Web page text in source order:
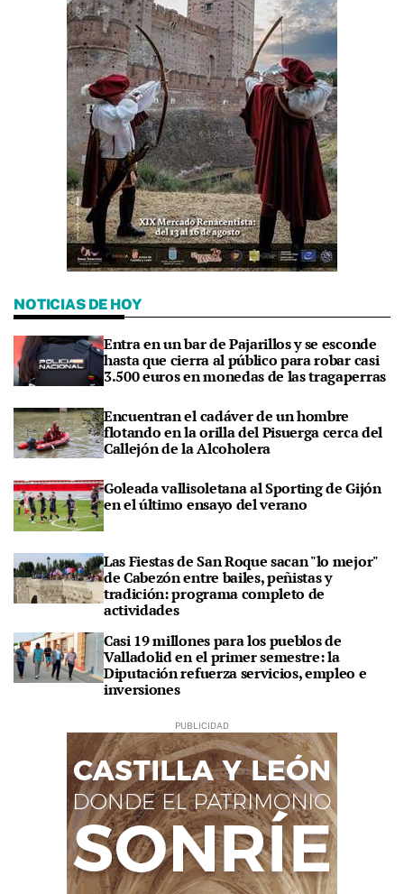
NOTICIAS DE HOY
Entra en un bar de Pajarillos y se esconde
hasta que cierra al público para robar casi
3.500 euros en monedas de las tragaperras
Encuentran el cadáver de un hombre
flotando en la orilla del Pisuerga cerca del
Callejón de la Alcoholera
Goleada vallisoletana al Sporting de Gijón
en el último ensayo del verano
Las Fiestas de San Roque sacan "lo mejor"
de Cabezón entre bailes, peñistas y
tradición: programa completo de
actividades
Casi 19 millones para los pueblos de
Valladolid en el primer semestre: la
Diputación refuerza servicios, empleo e
inversiones